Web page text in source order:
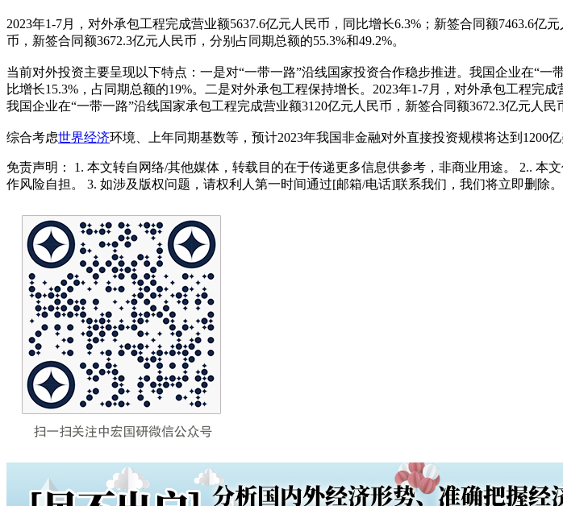
2023年1-7月，对外承包工程完成营业额5637.6亿元人民币，同比增长6.3%；新签合同额7463.6
币，新签合同额3672.3亿元人民币，分别占同期总额的55.3%和49.2%。
当前对外投资主要呈现以下特点：一是对“一带一路”沿线国家投资合作稳步推进。我国企业在“
比增长15.3%，占同期总额的19%。二是对外承包工程保持增长。2023年1-7月，对外承包工程完
我国企业在“一带一路”沿线国家承包工程完成营业额3120亿元人民币，新签合同额3672.3亿元人民
综合考虑世界经济环境、上年同期基数等，预计2023年我国非金融对外直接投资规模将达到1200亿
免责声明： 1. 本文转自网络/其他媒体，转载目的在于传递更多信息供参考，非商业用途。 2..
作风险自担。 3. 如涉及版权问题，请权利人第一时间通过[邮箱/电话]联系我们，我们将立即删除